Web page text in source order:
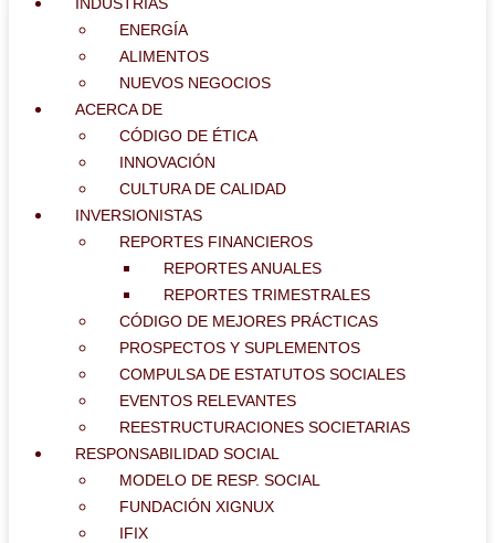
ENERGÍA
ALIMENTOS
NUEVOS NEGOCIOS
ACERCA DE
CÓDIGO DE ÉTICA
INNOVACIÓN
CULTURA DE CALIDAD
INVERSIONISTAS
REPORTES FINANCIEROS
REPORTES ANUALES
REPORTES TRIMESTRALES
CÓDIGO DE MEJORES PRÁCTICAS
PROSPECTOS Y SUPLEMENTOS
COMPULSA DE ESTATUTOS SOCIALES
EVENTOS RELEVANTES
REESTRUCTURACIONES SOCIETARIAS
RESPONSABILIDAD SOCIAL
MODELO DE RESP. SOCIAL
FUNDACIÓN XIGNUX
IFIX